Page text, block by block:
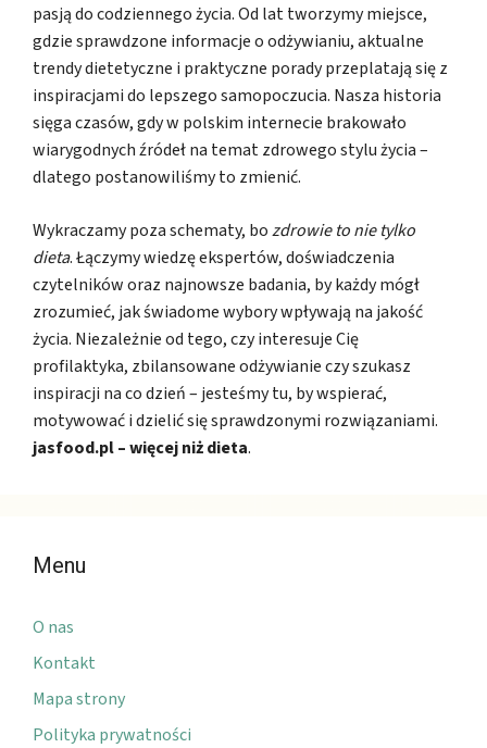
pasją do codziennego życia. Od lat tworzymy miejsce,
gdzie sprawdzone informacje o odżywianiu, aktualne
trendy dietetyczne i praktyczne porady przeplatają się z
inspiracjami do lepszego samopoczucia. Nasza historia
sięga czasów, gdy w polskim internecie brakowało
wiarygodnych źródeł na temat zdrowego stylu życia –
dlatego postanowiliśmy to zmienić.
Wykraczamy poza schematy, bozdrowie to nie tylko
dieta. Łączymy wiedzę ekspertów, doświadczenia
czytelników oraz najnowsze badania, by każdy mógł
zrozumieć, jak świadome wybory wpływają na jakość
życia. Niezależnie od tego, czy interesuje Cię
profilaktyka, zbilansowane odżywianie czy szukasz
inspiracji na co dzień – jesteśmy tu, by wspierać,
motywować i dzielić się sprawdzonymi rozwiązaniami.
jasfood.pl – więcej niż dieta.
Menu
O nas
Kontakt
Mapa strony
Polityka prywatności